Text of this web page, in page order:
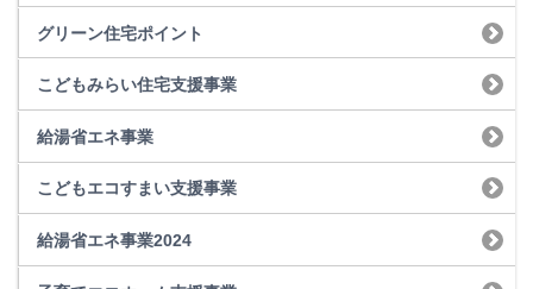
グリーン住宅ポイント
こどもみらい住宅支援事業
給湯省エネ事業
こどもエコすまい支援事業
給湯省エネ事業2024